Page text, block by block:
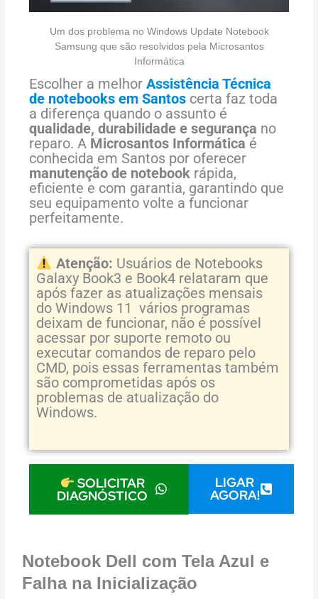
Um dos problema no Windows Update Notebook
Samsung que são resolvidos pela Microsantos
Informática
Escolher a melhorAssistência Técnica
de notebooks em Santos certa faz toda
a diferença quando o assunto é
qualidade, durabilidade e segurança no
reparo. A Microsantos Informática é
conhecida em Santos por oferecer
manutenção de notebook rápida,
eficiente e com garantia, garantindo que
seu equipamento volte a funcionar
perfeitamente.
Atenção: Usuários de Notebooks
Galaxy Book3 e Book4 relataram que
após fazer as atualizações mensais
do Windows 11 vários programas
deixam de funcionar, não é possível
acessar por suporte remoto ou
executar comandos de reparo pelo
CMD, pois essas ferramentas também
são comprometidas após os
problemas de atualização do
Windows.
SOLICITAR
DIAGNÓSTICO
LIGAR
AGORA!
Notebook Dell com Tela Azul e
Falha na Inicialização